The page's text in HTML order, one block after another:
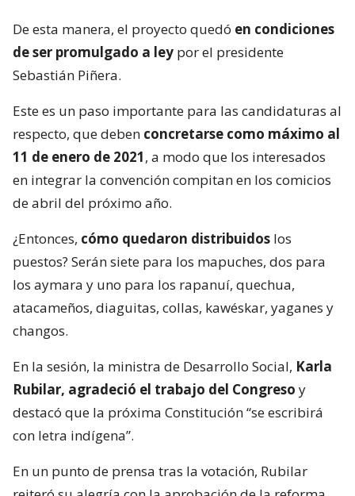
De esta manera, el proyecto quedó en condiciones
de ser promulgado a ley por el presidente
Sebastián Piñera.
Este es un paso importante para las candidaturas al
respecto, que deben concretarse como máximo al
11 de enero de 2021, a modo que los interesados
en integrar la convención compitan en los comicios
de abril del próximo año.
¿Entonces, cómo quedaron distribuidos los
puestos? Serán siete para los mapuches, dos para
los aymara y uno para los rapanuí, quechua,
atacameños, diaguitas, collas, kawéskar, yaganes y
changos.
En la sesión, la ministra de Desarrollo Social, Karla
Rubilar, agradeció el trabajo del Congreso y
destacó que la próxima Constitución “se escribirá
con letra indígena”.
En un punto de prensa tras la votación, Rubilar